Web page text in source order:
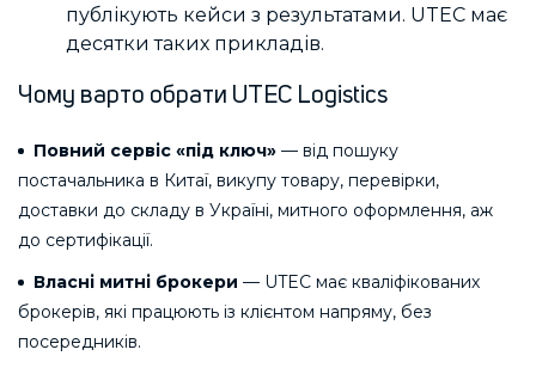
публікують кейси з результатами. UTEC має
десятки таких прикладів.
Чому варто обрати UTEC Logistics
Повний сервіс «під ключ»— від пошуку
постачальника в Китаї, викупу товару, перевірки,
доставки до складу в Україні, митного оформлення, аж
до сертифікації.
Власні митні брокери — UTEC має кваліфікованих
брокерів, які працюють із клієнтом напряму, без
посередників.